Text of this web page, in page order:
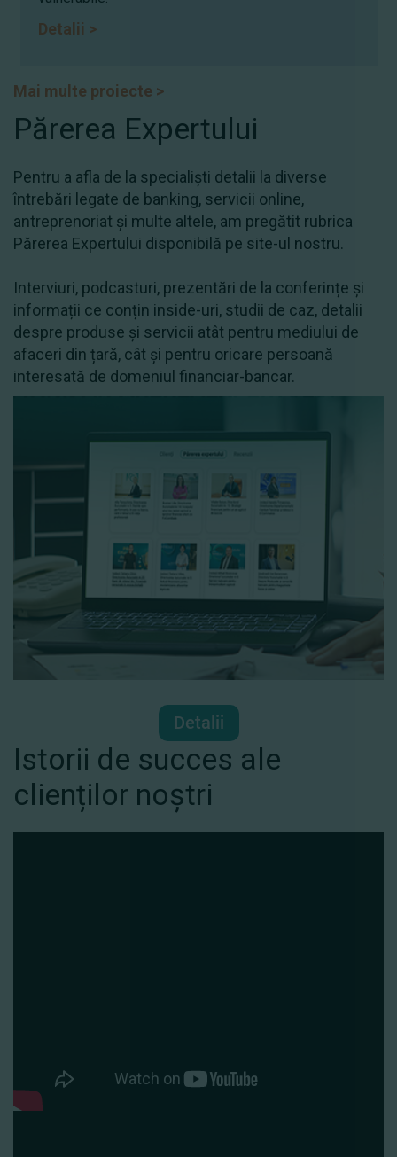
Detalii >
Mai multe proiecte >
Părerea Expertului
Pentru a afla de la specialiști detalii la diverse
întrebări legate de banking, servicii online,
antreprenoriat şi multe altele, am pregătit rubrica
Părerea Expertului disponibilă pe site-ul nostru.
Interviuri, podcasturi, prezentări de la conferințe și
informații ce conțin inside-uri, studii de caz, detalii
despre produse și servicii atât pentru mediului de
afaceri din țară, cât și pentru oricare persoană
interesată de domeniul financiar-bancar.
Detalii
Istorii de succes ale
clienților noștri